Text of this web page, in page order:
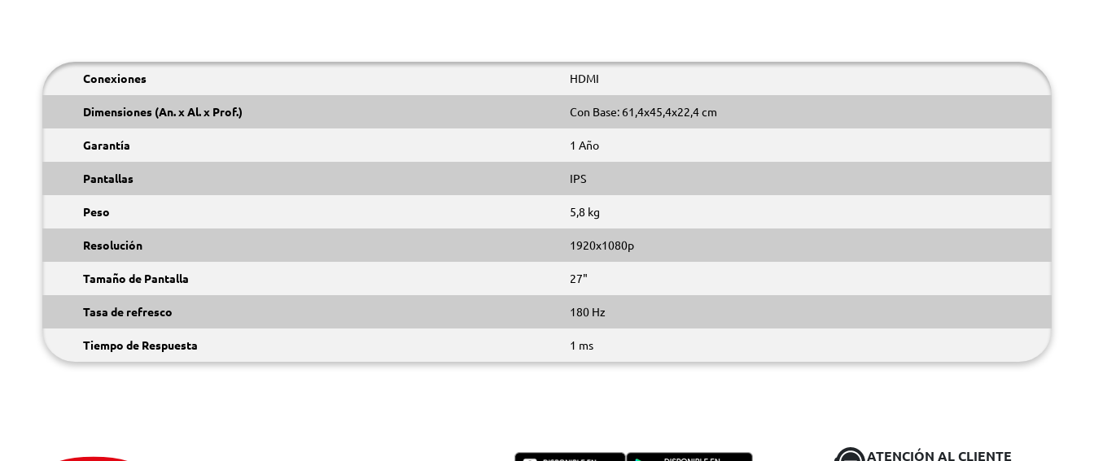
Conexiones HDMI
Dimensiones (An. x Al. x Prof.) Con Base: 61,4x45,4x22,4 cm
Garantía 1 Año
Pantallas IPS
Peso 5,8 kg
Resolución 1920x1080p
Tamaño de Pantalla 27"
Tasa de refresco 180 Hz
Tiempo de Respuesta 1 ms
ATENCIÓN AL CLIENTE